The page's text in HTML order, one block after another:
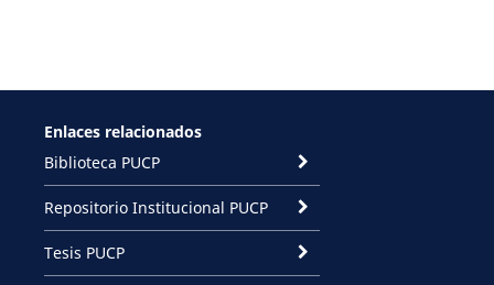
Enlaces relacionados
Biblioteca PUCP
Repositorio Institucional PUCP
Tesis PUCP